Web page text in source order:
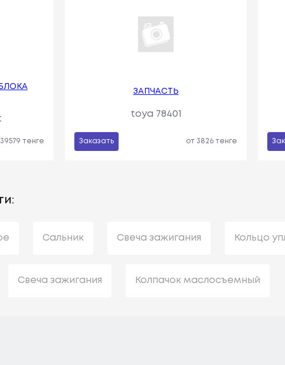
тенге
ЗАПЧАСТЬ
toya 78401
Заказать от 3826 тенге
Сальник Свеча зажигания Кольцо
Свеча зажигания Колпачок маслосъемный